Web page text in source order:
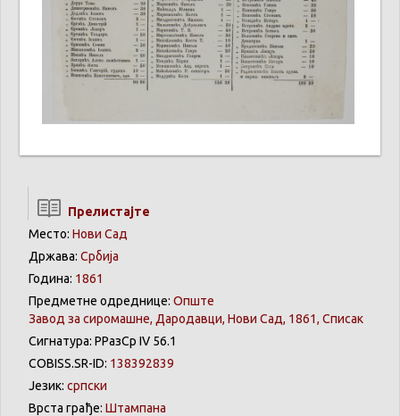
Прелистајте
Место: Нови Сад
Држава: Србија
Година: 1861
Предметне одреднице: Oпште
Завод за сиромашне, Дародавци, Нови Сад, 1861, Списак
Сигнатура: РРазСр IV 56.1
COBISS.SR-ID: 138392839
Језик: српски
Врста грађе: Штампана